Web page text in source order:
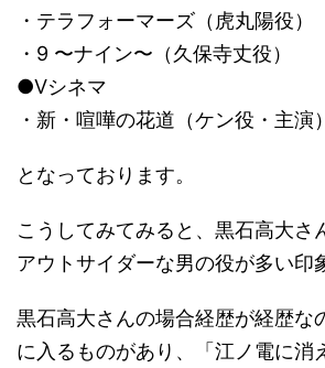
・テラフォーマーズ（虎丸陽役）
・9 〜ナイン〜（久保寺丈役）
●Vシネマ
・新・喧嘩の花道（ケン役・主演）
となっております。
こうしてみてみると、黒石高大さ
アウトサイダーな男の役が多い印
黒石高大さんの場合経歴が経歴な
に入るものがあり、「江ノ電に消